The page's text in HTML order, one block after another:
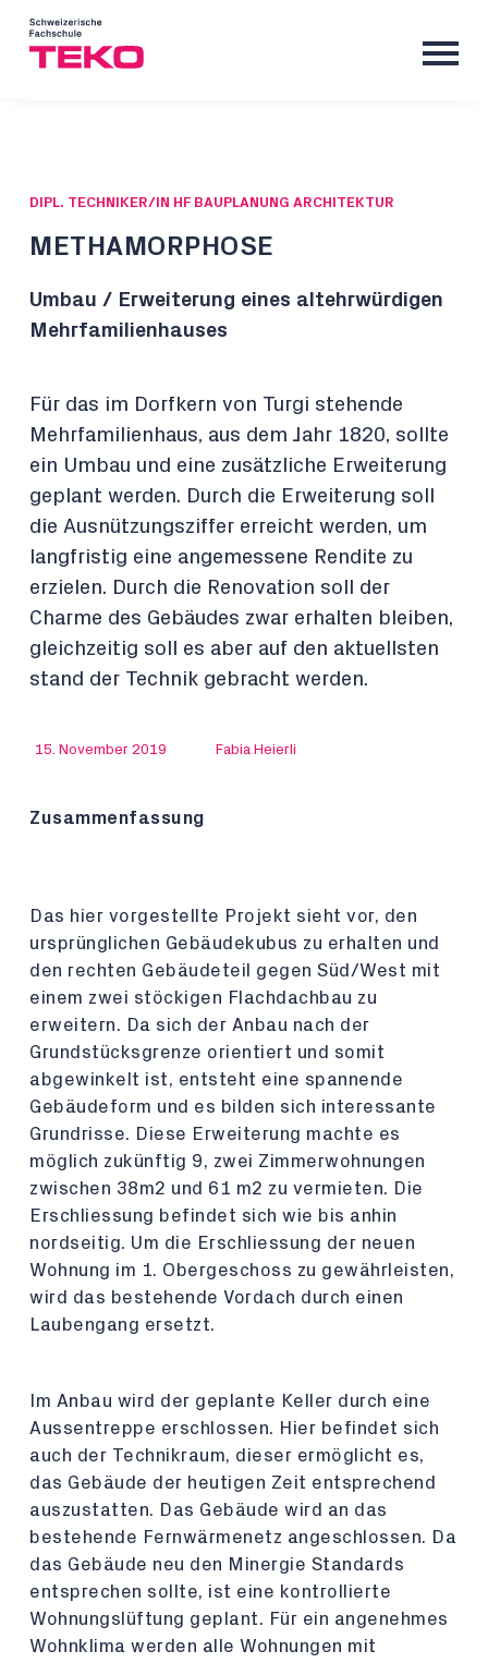
DIPL. TECHNIKER/IN HF BAUPLANUNG ARCHITEKTUR
METHAMORPHOSE
Umbau / Erweiterung eines altehrwürdigen
Mehrfamilienhauses
Für das im Dorfkern von Turgi stehende
Mehrfamilienhaus, aus dem Jahr 1820, sollte
ein Umbau und eine zusätzliche Erweiterung
geplant werden. Durch die Erweiterung soll
die Ausnützungsziffer erreicht werden, um
langfristig eine angemessene Rendite zu
erzielen. Durch die Renovation soll der
Charme des Gebäudes zwar erhalten bleiben,
gleichzeitig soll es aber auf den aktuellsten
stand der Technik gebracht werden.
15. November 2019 Fabia Heierli
Zusammenfassung
Das hier vorgestellte Projekt sieht vor, den
ursprünglichen Gebäudekubus zu erhalten und
den rechten Gebäudeteil gegen Süd/West mit
einem zwei stöckigen Flachdachbau zu
erweitern. Da sich der Anbau nach der
Grundstücksgrenze orientiert und somit
abgewinkelt ist, entsteht eine spannende
Gebäudeform und es bilden sich interessante
Grundrisse. Diese Erweiterung machte es
möglich zukünftig 9, zwei Zimmerwohnungen
zwischen 38m2 und 61 m2 zu vermieten. Die
Erschliessung befindet sich wie bis anhin
nordseitig. Um die Erschliessung der neuen
Wohnung im 1. Obergeschoss zu gewährleisten,
wird das bestehende Vordach durch einen
Laubengang ersetzt.
Im Anbau wird der geplante Keller durch eine
Aussentreppe erschlossen. Hier befindet sich
auch der Technikraum, dieser ermöglicht es,
das Gebäude der heutigen Zeit entsprechend
auszustatten. Das Gebäude wird an das
bestehende Fernwärmenetz angeschlossen. Da
das Gebäude neu den Minergie Standards
entsprechen sollte, ist eine kontrollierte
Wohnungslüftung geplant. Für ein angenehmes
Wohnklima werden alle Wohnungen mit